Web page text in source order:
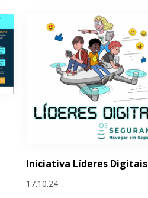
Iniciativa Líderes Digitais
17.10.24